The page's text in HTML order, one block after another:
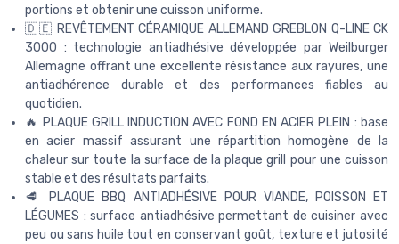
portions et obtenir une cuisson uniforme.
🇩🇪 REVÊTEMENT CÉRAMIQUE ALLEMAND GREBLON Q-LINE CK
3000 : technologie antiadhésive développée par Weilburger
Allemagne offrant une excellente résistance aux rayures, une
antiadhérence durable et des performances fiables au
quotidien.
🔥 PLAQUE GRILL INDUCTION AVEC FOND EN ACIER PLEIN : base
en acier massif assurant une répartition homogène de la
chaleur sur toute la surface de la plaque grill pour une cuisson
stable et des résultats parfaits.
🥩 PLAQUE BBQ ANTIADHÉSIVE POUR VIANDE, POISSON ET
LÉGUMES : surface antiadhésive permettant de cuisiner avec
peu ou sans huile tout en conservant goût, texture et jutosité